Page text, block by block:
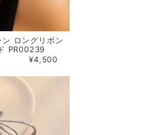
ロングリボン
PR00239
¥4,500